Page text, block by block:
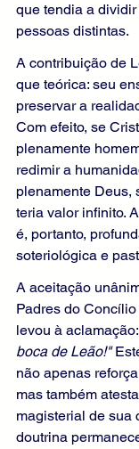
que tendia a
pessoas distintas.
A contribuição de
que teórica: seu
preservar a
Com efeito, se
plenamente
redimir a
plenamente Deus,
teria valor infinito.
é, portanto,
soteriológica e
A aceitação
Padres do
levou à aclamação:
boca de Leão!"
não apenas
mas também
magisterial de sua
doutrina